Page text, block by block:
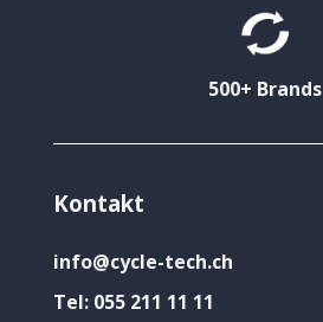
500+ Brands
Kontakt
info@cycle-tech.ch
Tel: 055 211 11 11